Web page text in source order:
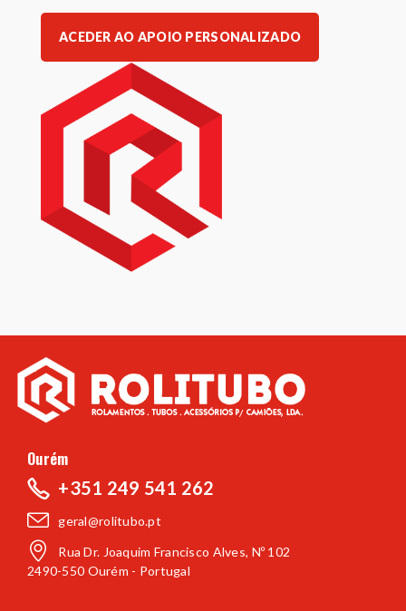
ACEDER AO APOIO PERSONALIZADO
Ourém
+351 249 541 262
geral@rolitubo.pt
Rua Dr. Joaquim Francisco Alves, Nº 102
2490-550 Ourém - Portugal